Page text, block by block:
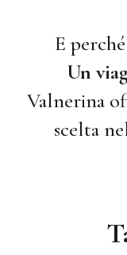
E
Un
Valnerina
scelta